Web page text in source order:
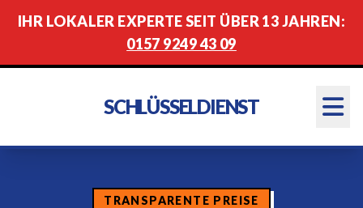
IHR LOKALER EXPERTE SEIT ÜBER 13 JAHREN:
0157 9249 43 09
SCHLÜSSELDIENST
TRANSPARENTE PREISE